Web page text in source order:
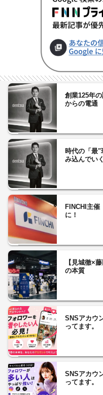
創業125年
からの電通
時代の「最"
み込んでいく
FINCHI主催
に！
【見城徹×
の本質
SNSアカウ
ってます。
SNSアカウ
ってます。